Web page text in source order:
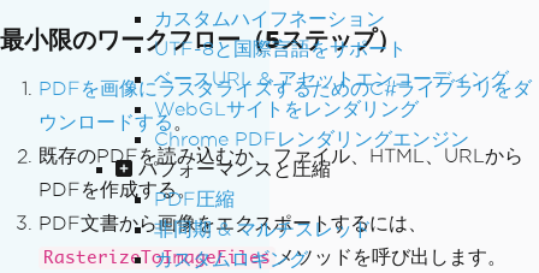
カスタムハイフネーション
UTF-8と国際言語をサポート
ベースURL & アセットエンコーディング
WebGLサイトをレンダリング
Chrome PDFレンダリングエンジン
パフォーマンスと圧縮
PDF圧縮
非同期 & マルチスレッド
カスタムロギング
最小限のワークフロー（5ステップ）
PDFを画像にラスタライズするためのC#ライブラリをダ
ウンロードする。
既存のPDFを読み込むか、ファイル、HTML、URLから
PDFを作成する。
PDF文書から画像をエクスポートするには、
RasterizeToImageFiles メソッドを呼び出します。